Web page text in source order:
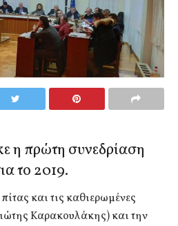
η πρώτη συνεδρίαση
το 2019.
και τις καθιερωμένες
Καρακουλάκης) και την